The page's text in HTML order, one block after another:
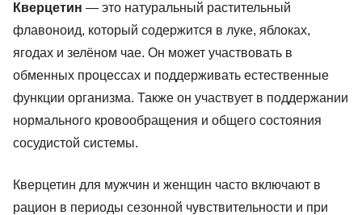
Кверцетин — это натуральный растительный
флавоноид, который содержится в луке, яблоках,
ягодах и зелёном чае. Он может участвовать в
обменных процессах и поддерживать естественные
функции организма. Также он участвует в поддержании
нормального кровообращения и общего состояния
сосудистой системы.
Кверцетин для мужчин и женщин часто включают в
рацион в периоды сезонной чувствительности и при